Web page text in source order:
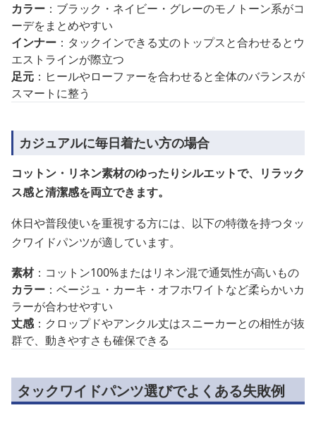
カラー ：ブラック・ネイビー・グレーのモノトーン系がコ
ーデをまとめやすい
インナー ：タックインできる丈のトップスと合わせるとウ
エストラインが際立つ
足元 ：ヒールやローファーを合わせると全体のバランスが
スマートに整う
カジュアルに毎日着たい方の場合
コットン・リネン素材のゆったりシルエットで、リラック
ス感と清潔感を両立できます。
休日や普段使いを重視する方には、以下の特徴を持つタッ
クワイドパンツが適しています。
素材：コットン100%またはリネン混で通気性が高いもの
カラー ：ベージュ・カーキ・オフホワイトなど柔らかいカ
ラーが合わせやすい
丈感：クロップドやアンクル丈はスニーカーとの相性が抜
群で、動きやすさも確保できる
タックワイドパンツ選びでよくある失敗例